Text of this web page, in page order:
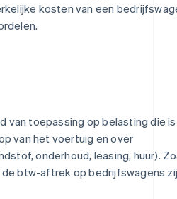
kosten van een
van toepassing op belasting die is
van het voertuig en over
onderhoud, leasing, huur).
btw-aftrek op bedrijfswagens